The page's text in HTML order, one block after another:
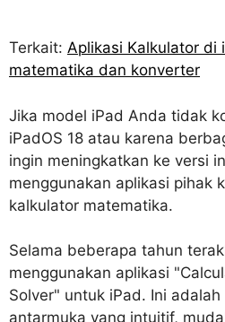
Terkait: Aplikasi Kalkulator di
matematika dan konverter
Jika model iPad Anda tidak
iPadOS 18 atau karena
ingin meningkatkan ke versi
menggunakan aplikasi pihak
kalkulator matematika.
Selama beberapa tahun
menggunakan aplikasi
Solver" untuk iPad. Ini
antarmuka yang intuitif,